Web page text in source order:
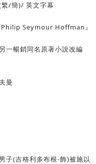
繁/簡)/ 英文字幕
Seymour Hoffman』
一暢銷同名原著小說改編
曼
子(吉格利多布根-飾)被施以